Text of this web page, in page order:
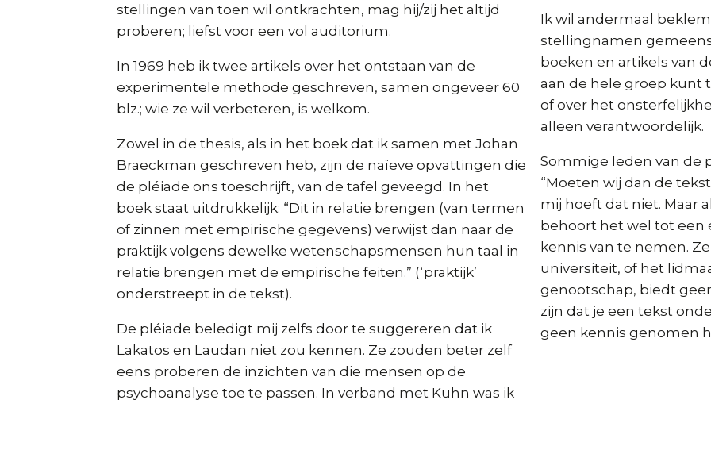
stellingen van toen wil ontkrachten, mag hij/zij het altijd
proberen; liefst voor een vol auditorium.
In 1969 heb ik twee artikels over het ontstaan van de
experimentele methode geschreven, samen ongeveer 60
blz.; wie ze wil verbeteren, is welkom.
Zowel in de thesis, als in het boek dat ik samen met Johan
Braeckman geschreven heb, zijn de naïeve opvattingen die
de pléiade ons toeschrijft, van de tafel geveegd. In het
boek staat uitdrukkelijk: “Dit in relatie brengen (van termen
of zinnen met empirische gegevens) verwijst dan naar de
praktijk volgens dewelke wetenschapsmensen hun taal in
relatie brengen met de empirische feiten.” (‘praktijk’
onderstreept in de tekst).
De pléiade beledigt mij zelfs door te suggereren dat ik
Lakatos en Laudan niet zou kennen. Ze zouden beter zelf
eens proberen de inzichten van die mensen op de
psychoanalyse toe te passen. In verband met Kuhn was ik
Ik wil andermaal
stellingnamen
boeken en artikels van
aan de hele groep kunt
of over het
alleen verantwoordelijk.
Sommige leden van de
“Moeten wij dan de
mij hoeft dat niet. Maar
behoort het wel tot een
kennis van te nemen.
universiteit, of het
genootschap, biedt
zijn dat je een tekst
geen kennis genomen